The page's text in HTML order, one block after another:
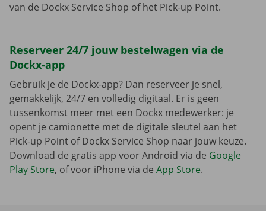
van de Dockx Service Shop of het Pick-up Point.
Reserveer 24/7 jouw bestelwagen via de
Dockx-app
Gebruik je de Dockx-app? Dan reserveer je snel,
gemakkelijk, 24/7 en volledig digitaal. Er is geen
tussenkomst meer met een Dockx medewerker: je
opent je camionette met de digitale sleutel aan het
Pick-up Point of Dockx Service Shop naar jouw keuze.
Download de gratis app voor Android via de Google
Play Store, of voor iPhone via de App Store.